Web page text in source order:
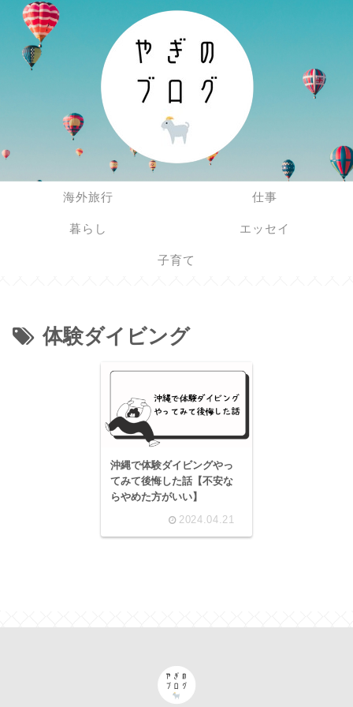
海外旅行 仕事
暮らし エッセイ
子育て
体験ダイビング
沖縄で体験ダイビングやっ
てみて後悔した話【不安な
らやめた方がいい】
2024.04.21